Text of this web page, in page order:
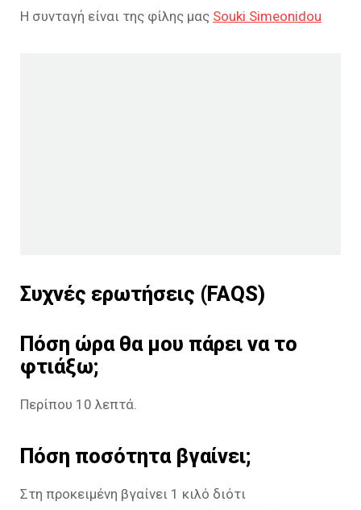
Η συνταγή είναι της φίλης μας Souki Simeonidou
Συχνές ερωτήσεις (FAQS)
Πόση ώρα θα μου πάρει να το
φτιάξω;
Περίπου 10 λεπτά.
Πόση ποσότητα βγαίνει;
Στη προκειμένη βγαίνει 1 κιλό διότι